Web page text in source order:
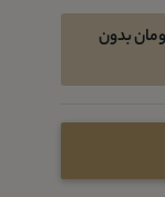
اقساطی در 4 قسط ماهیانه 810550 تومان بدون